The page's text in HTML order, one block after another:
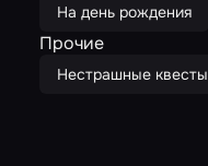
На день рождения
Прочие
Нестрашные квесты